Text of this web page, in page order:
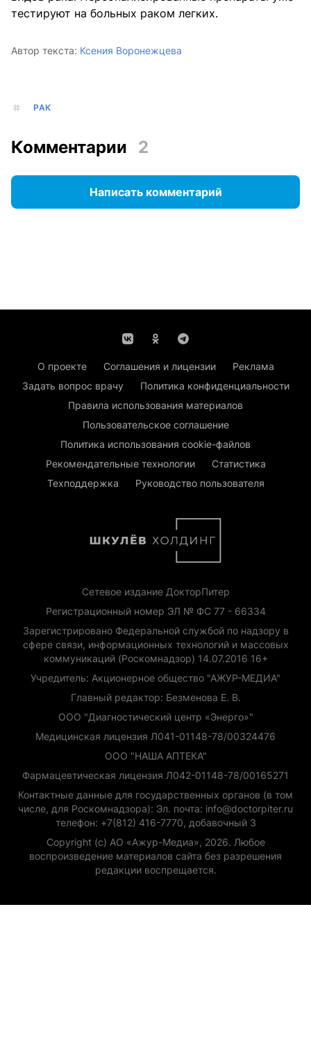
тестируют на больных раком легких.
Автор текста: Ксения Воронежцева
РАК
Комментарии 2
Написать комментарий
О проекте Соглашения и лицензии
Реклама
Задать вопрос врачу
Политика конфиденциальности
Правила использования материалов
Пользовательское соглашение
Политика использования cookie-файлов
Рекомендательные технологии
Статистика
Техподдержка
Руководство пользователя
Сетевое издание ДокторПитер
Регистрационный номер ЭЛ № ФС 77 - 66334
Зарегистрировано Федеральной службой по надзору в
сфере связи, информационных технологий и массовых
коммуникаций (Роскомнадзор) 14.07.2016 16+
Учредитель: Акционерное общество "АЖУР-МЕДИА"
Главный редактор: Безменова Е. В.
ООО "Диагностический центр «Энерго»"
Медицинская лицензия Л041-01148-78/00324476
ООО "НАША АПТЕКА"
Фармацевтическая лицензия Л042-01148-78/00165271
Контактные данные для государственных органов (в том
числе, для Роскомнадзора): Эл. почта: info@doctorpiter.ru
телефон: +7(812) 416-7770, добавочный 3
Copyright (с) АО «Ажур-Медиа», 2026. Любое
воспроизведение материалов сайта без разрешения
редакции воспрещается.